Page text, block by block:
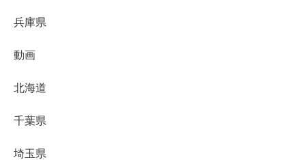
兵庫県
動画
北海道
千葉県
埼玉県